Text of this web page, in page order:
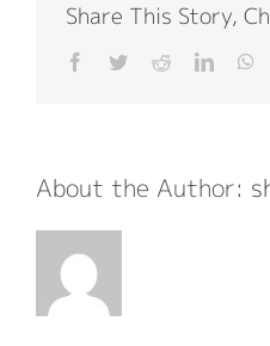
Share This Story,
Facebook
TwitterReddit
About the Author: